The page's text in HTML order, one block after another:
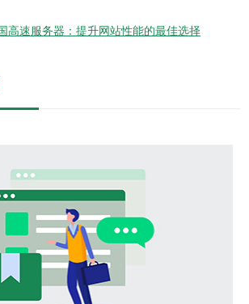
高速服务器：提升网站性能的最佳选择